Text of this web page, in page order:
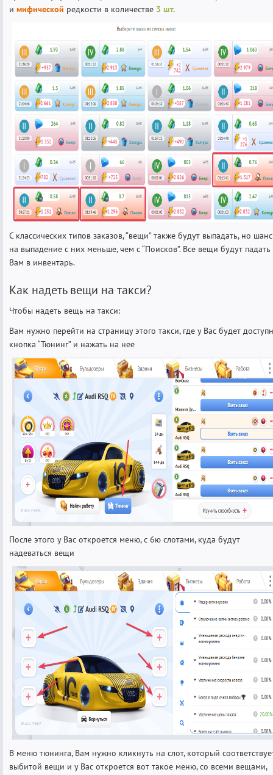
и мифической редкости в количестве 3 шт.
С классических типов заказов, “вещи” также будут выпадать, но шанс
на выпадение с них меньше, чем с “Поисков”. Все вещи будут падать
Вам в инвентарь.
Как надеть вещи на такси?
Чтобы надеть вещь на такси:
Вам нужно перейти на страницу этого такси, где у Вас будет
кнопка “Тюнинг” и нажать на нее
После этого у Вас откроется меню, с 6ю слотами, куда будут
надеваться вещи
В меню тюнинга, Вам нужно кликнуть на слот, который
выбитой вещи и у Вас откроется вот такое меню, со всеми вещами,